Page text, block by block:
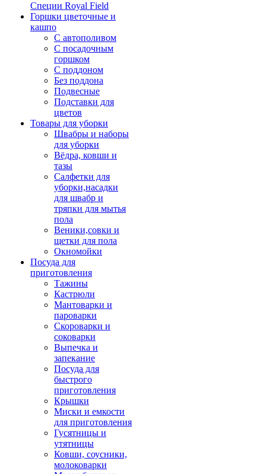
Специи Royal Field
Горшки цветочные и
кашпо
С автополивом
С посадочным
горшком
С поддоном
Без поддона
Подвесные
Подставки для
цветов
Товары для уборки
Швабры и наборы
для уборки
Вёдра, ковши и
тазы
Салфетки для
уборки,насадки
для швабр и
тряпки для мытья
пола
Веники,совки и
щетки для пола
Окномойки
Посуда для
приготовления
Тажины
Кастрюли
Мантоварки и
пароварки
Скороварки и
соковарки
Выпечка и
запекание
Посуда для
быстрого
приготовления
Крышки
Миски и емкости
для приготовления
Гусятницы и
утятницы
Ковши, соусники,
молоковарки